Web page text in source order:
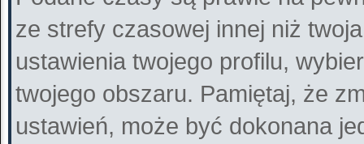
ze strefy czasowej innej niż
ustawienia twojego profilu,
twojego obszaru. Pamiętaj, że
ustawień, może być dokonana